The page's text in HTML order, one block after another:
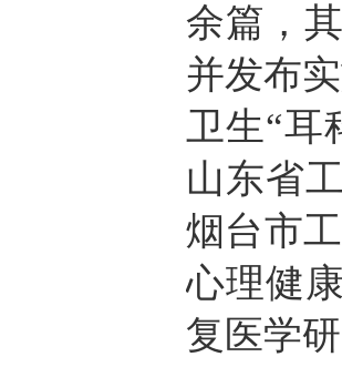
余篇，
并发布
卫生“耳
山东省
烟台市
心理健
复医学